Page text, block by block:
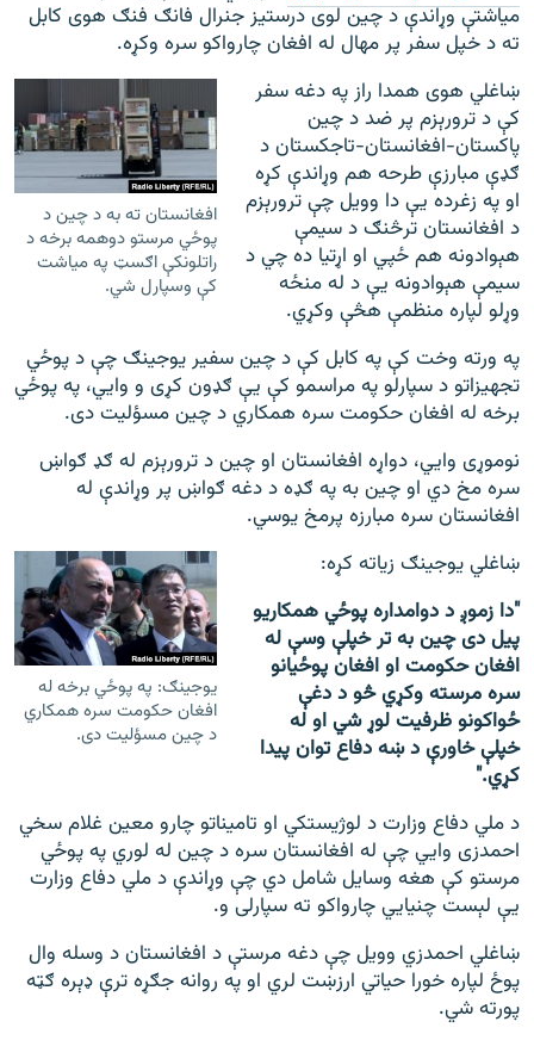
میاشتې وړاندې د چین لوی درستیز جنرال فانګ فنګ هوی کابل
ته د خپل سفر پر مهال له افغان چارواکو سره وکړه.
افغانستان ته به د چین د
پوځي مرستو دوهمه برخه د
راتلونکې اګسټ په میاشت
کې وسپارل شي.
ښاغلي هوی همدا راز په دغه سفر
کې د ترورېزم پر ضد د چین
پاکستان-افغانستان-تاجکستان د
ګډې مبارزې طرحه هم وړاندې کړه
او په زغرده یې دا وویل چې ترورېزم
د افغانستان ترڅنګ د سیمې
هېوادونه هم ځپي او اړتیا ده چي د
سیمې هېوادونه یې د له منځه
وړلو لپاره منظمې هڅې وکړي.
په ورته وخت کې په کابل کې د چین سفیر یوجینګ چې د پوځي
تجهیزاتو د سپارلو په مراسمو کې یې ګډون کړی و وايي، په پوځي
برخه له افغان حکومت سره همکاري د چین مسؤلیت دی.
نوموړی وايي، دواړه افغانستان او چین د ترورېزم له ګډ ګواښ
سره مخ دي او چین به په ګډه د دغه ګواښ پر وړاندې له
افغانستان سره مبارزه پرمخ یوسي.
یوجینګ: په پوځي برخه له
افغان حکومت سره همکاري
د چین مسؤلیت دی.
ښاغلي یوجینګ زیاته کړه:
"دا زموږ د دوامداره پوځي همکاریو
پیل دی چین به تر خپلې وسې له
افغان حکومت او افغان پوځيانو
سره مرسته وکړي څو د دغې
ځواکونو ظرفیت لوړ شي او له
خپلې خاورې د ښه دفاع توان پیدا
کړي."
د ملي دفاع وزارت د لوژیستکي او تامیناتو چارو معین غلام سخي
احمدزی وايي چې له افغانستان سره د چین له لوري په پوځي
مرستو کې هغه وسایل شامل دي چې وړاندې د ملي دفاع وزارت
یې لېست چنیايي چارواکو ته سپارلی و.
ښاغلي احمدزي وویل چې دغه مرستې د افغانستان د وسله وال
پوځ لپاره خورا حیاتي ارزښت لري او په روانه جګړه ترې ډېره ګټه
پورته شي.